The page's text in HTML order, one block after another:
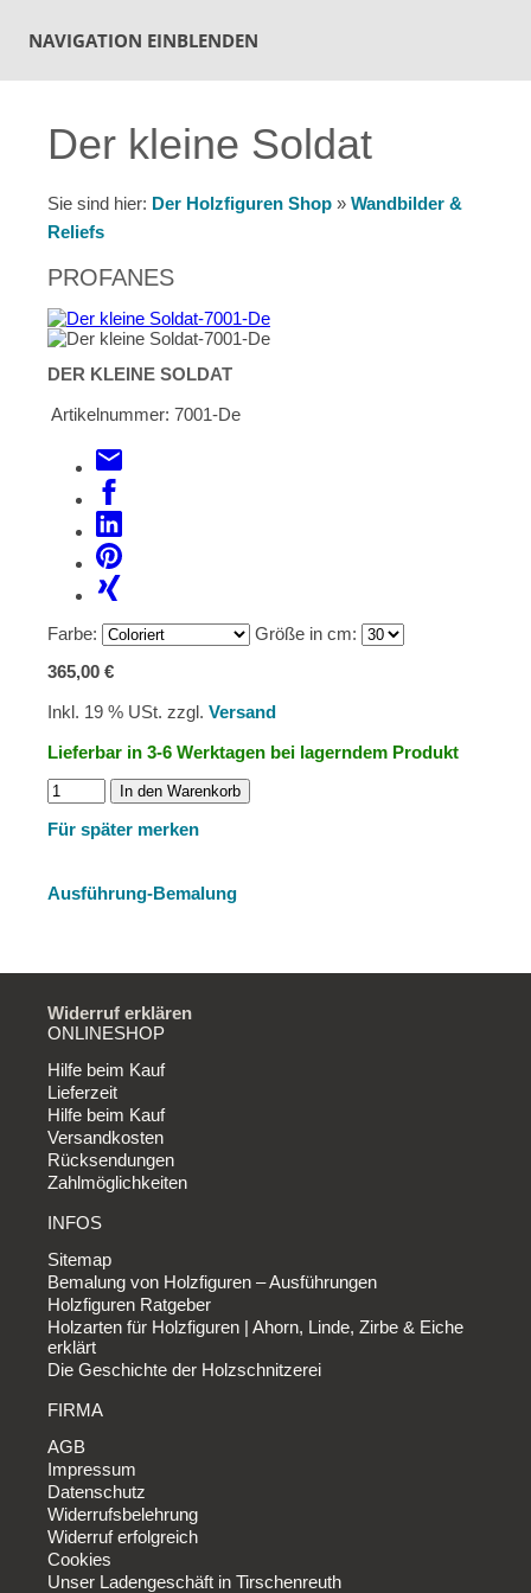
NAVIGATION EINBLENDEN
Der kleine Soldat
Sie sind hier: Der Holzfiguren Shop » Wandbilder &
Reliefs
PROFANES
DER KLEINE SOLDAT
Artikelnummer: 7001-De
Farbe:
Größe in cm:
365,00 €
Inkl. 19 % USt. zzgl. Versand
Lieferbar in 3-6 Werktagen bei lagerndem Produkt
In den Warenkorb
Für später merken
Ausführung-Bemalung
Widerruf erklären
ONLINESHOP
Hilfe beim Kauf
Lieferzeit
Hilfe beim Kauf
Versandkosten
Rücksendungen
Zahlmöglichkeiten
INFOS
Sitemap
Bemalung von Holzfiguren – Ausführungen
Holzfiguren Ratgeber
Holzarten für Holzfiguren | Ahorn, Linde, Zirbe & Eiche
erklärt
Die Geschichte der Holzschnitzerei
FIRMA
AGB
Impressum
Datenschutz
Widerrufsbelehrung
Widerruf erfolgreich
Cookies
Unser Ladengeschäft in Tirschenreuth